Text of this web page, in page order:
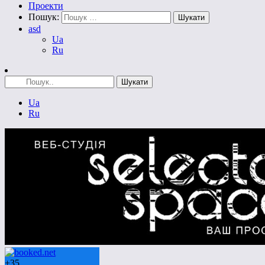
Проекти
Пошук:
asd
Ua
Ru
Ua
Ru
+35